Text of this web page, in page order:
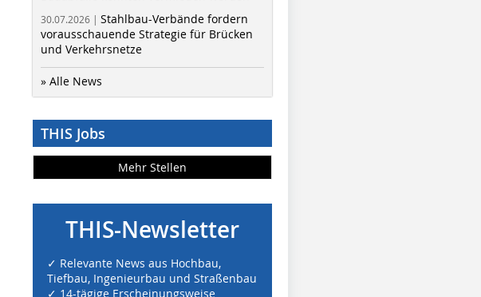
30.07.2026 | Stahlbau-Verbände fordern
vorausschauende Strategie für Brücken
und Verkehrsnetze
» Alle News
THIS Jobs
Mehr Stellen
THIS-Newsletter
✓ Relevante News aus Hochbau,
Tiefbau, Ingenieurbau und Straßenbau
✓ 14-tägige Erscheinungsweise